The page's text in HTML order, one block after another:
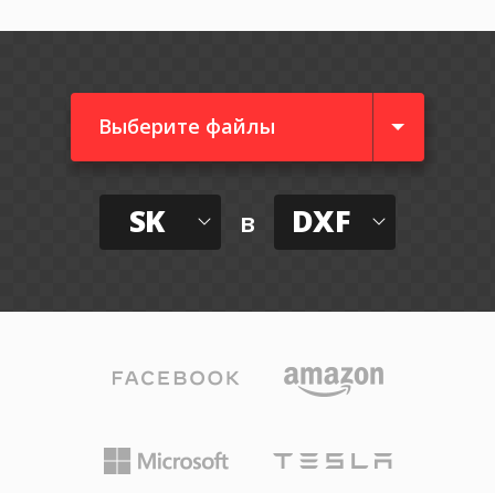
Выберите файлы
SK в DXF